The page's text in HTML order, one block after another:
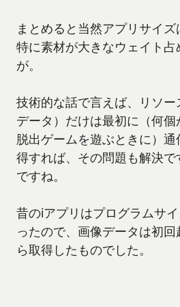
まとめると当然アプリサイズ
特に素材が大きなウェイト
が。
技術的な話で言えば、リソ
データ）だけは最初に（何
脱出ゲームを遊ぶときに）
得すれば、その問題も解決
ですね。
昔のiアプリはプログラムサ
ったので、画像データは初
ら取得したものでした。